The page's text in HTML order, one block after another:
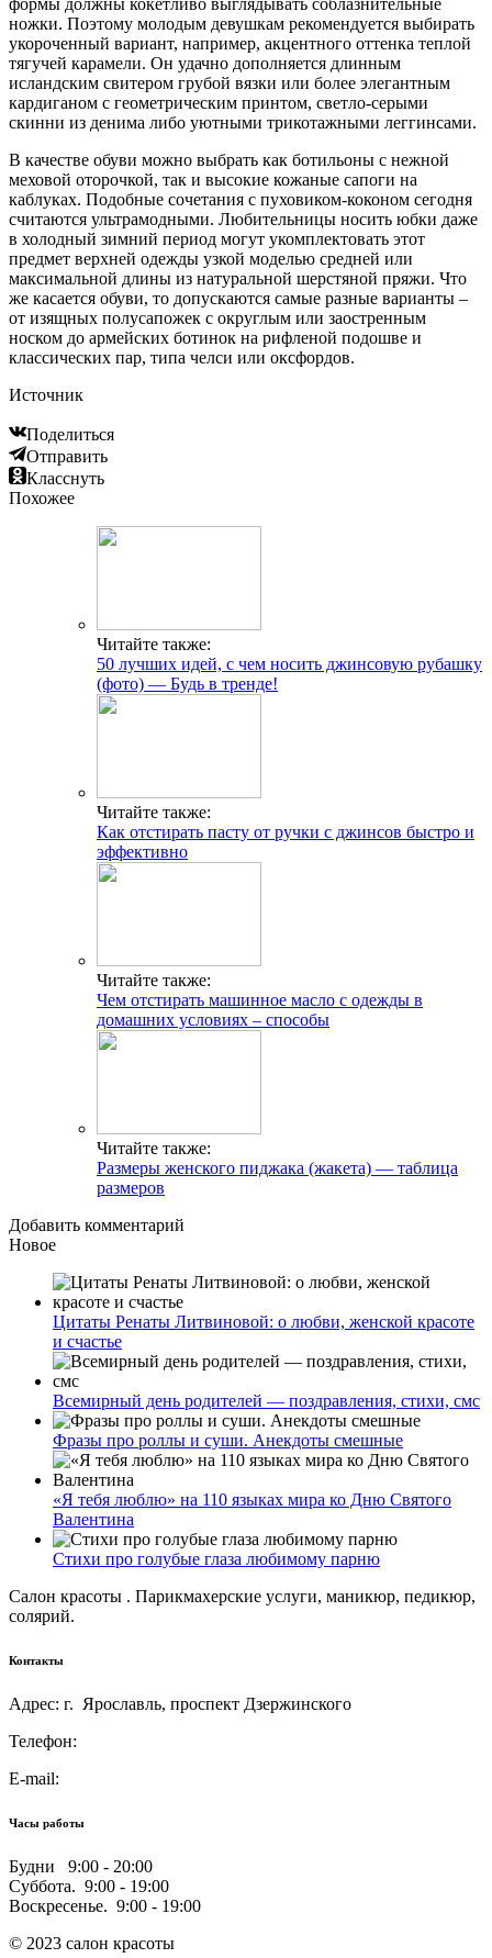
формы должны кокетливо выглядывать соблазнительные
ножки. Поэтому молодым девушкам рекомендуется выбирать
укороченный вариант, например, акцентного оттенка теплой
тягучей карамели. Он удачно дополняется длинным
исландским свитером грубой вязки или более элегантным
кардиганом с геометрическим принтом, светло-серыми
скинни из денима либо уютными трикотажными леггинсами.
В качестве обуви можно выбрать как ботильоны с нежной
меховой оторочкой, так и высокие кожаные сапоги на
каблуках. Подобные сочетания с пуховиком-коконом сегодня
считаются ультрамодными. Любительницы носить юбки даже
в холодный зимний период могут укомплектовать этот
предмет верхней одежды узкой моделью средней или
максимальной длины из натуральной шерстяной пряжи. Что
же касается обуви, то допускаются самые разные варианты –
от изящных полусапожек с округлым или заостренным
носком до армейских ботинок на рифленой подошве и
классических пар, типа челси или оксфордов.
Источник
Поделиться
Отправить
Класснуть
Похожее
Читайте также:
50 лучших идей, с чем носить джинсовую рубашку
(фото) — Будь в тренде!
Читайте также:
Как отстирать пасту от ручки с джинсов быстро и
эффективно
Читайте также:
Чем отстирать машинное масло с одежды в
домашних условиях – способы
Читайте также:
Размеры женского пиджака (жакета) — таблица
размеров
Добавить комментарий
Новое
Цитаты Ренаты Литвиновой: о любви, женской красоте
и счастье
Всемирный день родителей — поздравления, стихи, смс
Фразы про роллы и суши. Анекдоты смешные
«Я тебя люблю» на 110 языках мира ко Дню Святого
Валентина
Стихи про голубые глаза любимому парню
Салон красоты . Парикмахерские услуги, маникюр, педикюр,
солярий.
Контакты
Адрес: г. Ярославль, проспект Дзержинского
Телефон:
E-mail:
Часы работы
Будни 9:00 - 20:00
Суббота. 9:00 - 19:00
Воскресенье. 9:00 - 19:00
© 2023 салон красоты